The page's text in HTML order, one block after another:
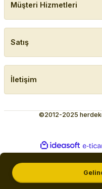
Müşteri Hizmetleri
Satış
İletişim
©2012-2025
ideasoft